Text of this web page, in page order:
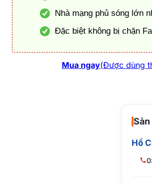
Nhà mạng phủ sóng lớn
Đặc biệt không bị chặn
Mua ngay(Được dùng
Hồ